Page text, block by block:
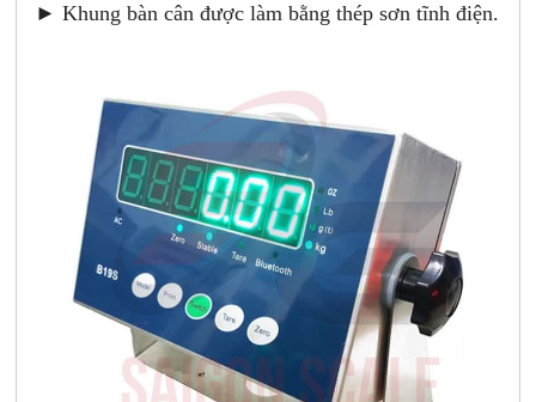
► Khung bàn cân được làm bằng thép sơn tĩnh điện.